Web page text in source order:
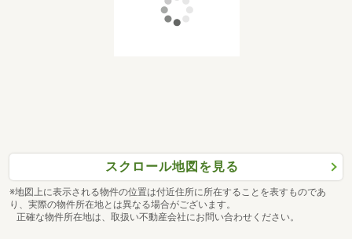
スクロール地図を見る
※地図上に表示される物件の位置は付近住所に所在することを表すものであ
り、実際の物件所在地とは異なる場合がございます。
正確な物件所在地は、取扱い不動産会社にお問い合わせください。